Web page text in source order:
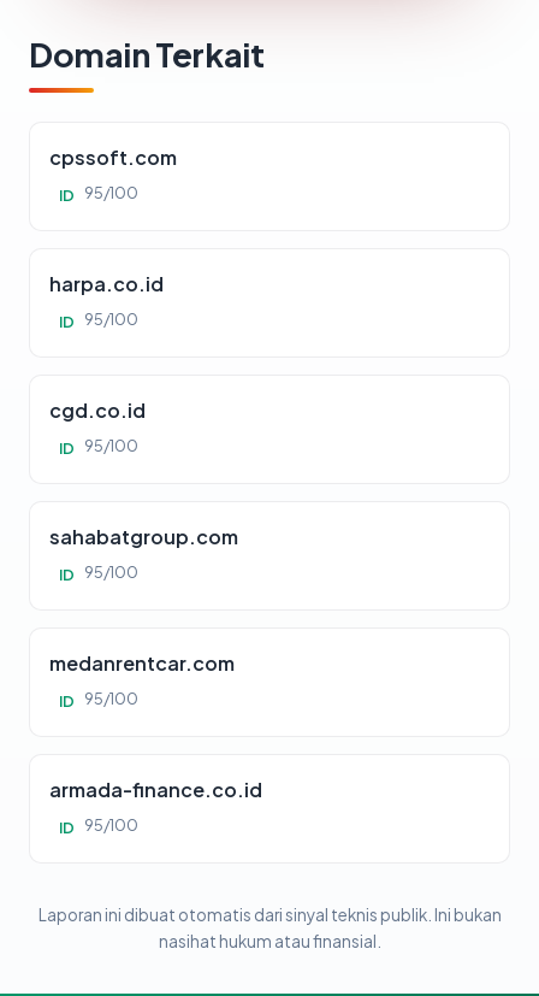
Domain Terkait
cpssoft.com
ID 95/100
harpa.co.id
ID 95/100
cgd.co.id
ID 95/100
sahabatgroup.com
ID 95/100
medanrentcar.com
ID 95/100
armada-finance.co.id
ID 95/100
Laporan ini dibuat otomatis dari sinyal teknis publik. Ini bukan
nasihat hukum atau finansial.